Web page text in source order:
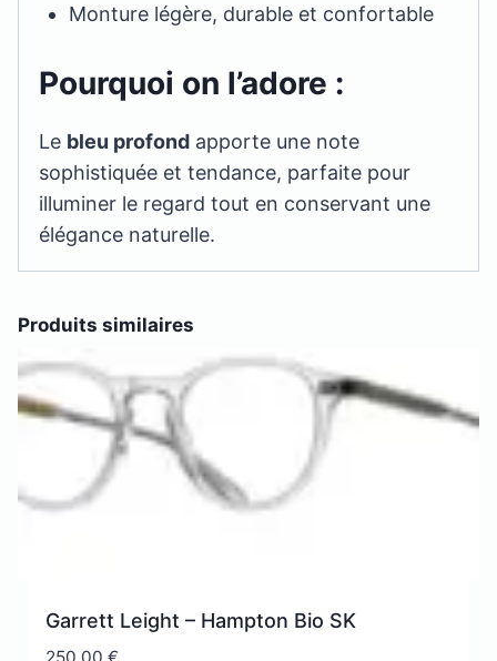
Monture légère, durable et confortable
Pourquoi on l’adore :
Le bleu profond apporte une note
sophistiquée et tendance, parfaite pour
illuminer le regard tout en conservant une
élégance naturelle.
Produits similaires
Garrett Leight – Hampton Bio SK